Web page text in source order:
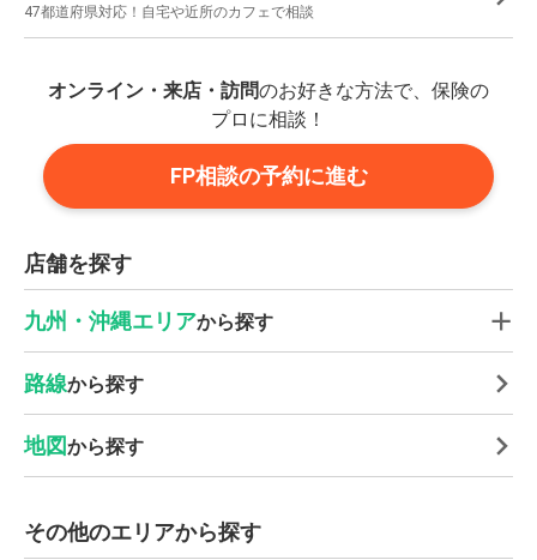
47都道府県対応！自宅や近所のカフェで相談
オンライン・来店・訪問のお好きな方法で、保険の
プロに相談！
FP相談の予約に進む
店舗を探す
九州・沖縄エリアから探す
路線から探す
地図から探す
その他のエリアから探す